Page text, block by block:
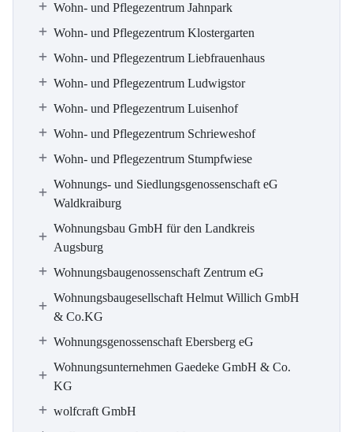
Wohn- und Pflegezentrum Jahnpark
Wohn- und Pflegezentrum Klostergarten
Wohn- und Pflegezentrum Liebfrauenhaus
Wohn- und Pflegezentrum Ludwigstor
Wohn- und Pflegezentrum Luisenhof
Wohn- und Pflegezentrum Schrieweshof
Wohn- und Pflegezentrum Stumpfwiese
Wohnungs- und Siedlungsgenossenschaft eG
Waldkraiburg
Wohnungsbau GmbH für den Landkreis
Augsburg
Wohnungsbaugenossenschaft Zentrum eG
Wohnungsbaugesellschaft Helmut Willich GmbH
& Co.KG
Wohnungsgenossenschaft Ebersberg eG
Wohnungsunternehmen Gaedeke GmbH & Co.
KG
wolfcraft GmbH